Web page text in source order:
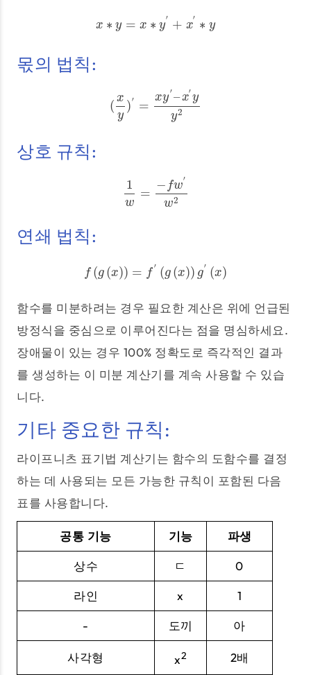
x ∗ y = x ∗ y
′ + x
′ ∗ y
x∗y =x ∗ y′+ x′∗y
몫의 법칙:
(
x
y
)′ =
xy
′ –x
′
y
y2
(xy =x y′–x′yy2
상호 규칙:
1
w
=
− fw
′
w2
1w =− fw′w2
연쇄 법칙:
f (g (x)) = f
′ (g (x)) g
′ (x)
f(g(x))= f′( g(x))g′(x)
함수를 미분하려는 경우 필요한 계산은 위에 언급된
방정식을 중심으로 이루어진다는 점을 명심하세요.
장애물이 있는 경우 100% 정확도로 즉각적인 결과
를 생성하는 이 미분 계산기를 계속 사용할 수 있습
니다.
기타 중요한 규칙:
라이프니츠 표기법 계산기는 함수의 도함수를 결정
하는 데 사용되는 모든 가능한 규칙이 포함된 다음
표를 사용합니다.
공통 기능 기능 파생
상수 ㄷ 0
라인 x 1
- 도끼 아
사각형 x2 2배